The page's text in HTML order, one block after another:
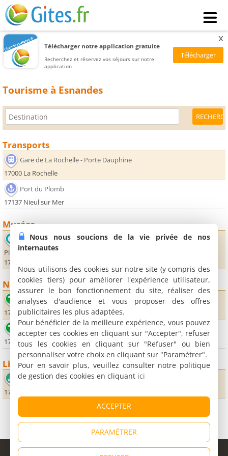
Télécharger notre application gratuite
Recherchez et réservez vos séjours sur notre
application
x
Tourisme à Esnandes
Transports
Gare de La Rochelle - Porte Dauphine
17000 La Rochelle
Port du Plomb
17137 Nieul sur Mer
Musées
Musée de la mytiliculture
Place de l'église
17137 Esnandes
Nature
Plage de la pointe Saint-Clémence
17137 Esnandes
Plage
17137 Nieul sur Mer
Lieux sportifs
Golf de la Prée
17137 Marsilly
© Copyright 1998 - 2026
Nous nous soucions de la vie privée de nos
internautes
Nous utilisons des cookies sur notre site (y compris des
cookies tiers) pour améliorer l'expérience utilisateur,
assurer le bon fonctionnement du site, réaliser des
analyses d'audience et vous proposer des offres
publicitaires les plus adaptées.
Pour bénéficier de la meilleure expérience, vous pouvez
accepter ces cookies en cliquant sur "Accepter", refuser
tous les cookies en cliquant sur "Refuser" ou bien
personnaliser votre choix en cliquant sur "Paramétrer".
Pour en savoir plus, veuillez consulter notre politique
de gestion des cookies en cliquant ici
ACCEPTER
PARAMÉTRER